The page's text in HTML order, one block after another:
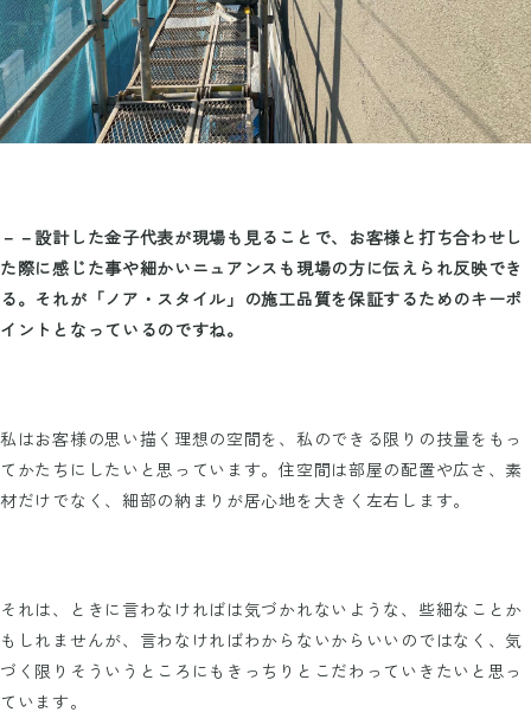
－－設計した金子代表が現場も見ることで、お客様と打ち合わせし
た際に感じた事や細かいニュアンスも現場の方に伝えられ反映でき
る。それが「ノア・スタイル」の施工品質を保証するためのキーポ
イントとなっているのですね。
私はお客様の思い描く理想の空間を、私のできる限りの技量をもっ
てかたちにしたいと思っています。住空間は部屋の配置や広さ、素
材だけでなく、細部の納まりが居心地を大きく左右します。
それは、ときに言わなければは気づかれないような、些細なことか
もしれませんが、言わなければわからないからいいのではなく、気
づく限りそういうところにもきっちりとこだわっていきたいと思っ
ています。